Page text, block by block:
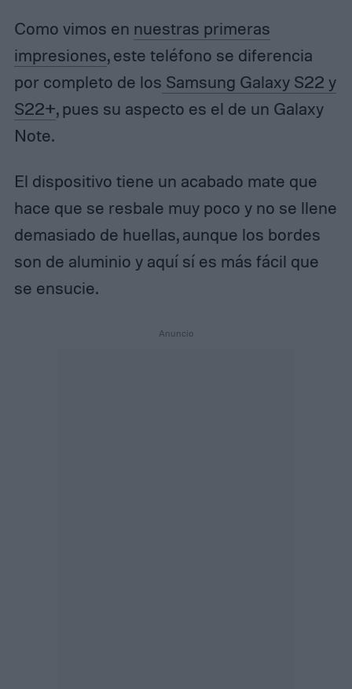
Como vimos en nuestras primeras
impresiones, este teléfono se diferencia
por completo de los Samsung Galaxy S22 y
S22+, pues su aspecto es el de un Galaxy
Note.
El dispositivo tiene un acabado mate que
hace que se resbale muy poco y no se llene
demasiado de huellas, aunque los bordes
son de aluminio y aquí sí es más fácil que
se ensucie.